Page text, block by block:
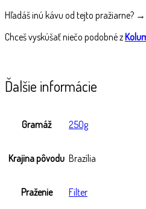
Hľadáš inú kávu od tejto pražiarne? →
Chceš vyskúšať niečo podobné z
Ďalšie informácie
Gramáž 250g
Krajina pôvodu Brazília
Praženie Filter